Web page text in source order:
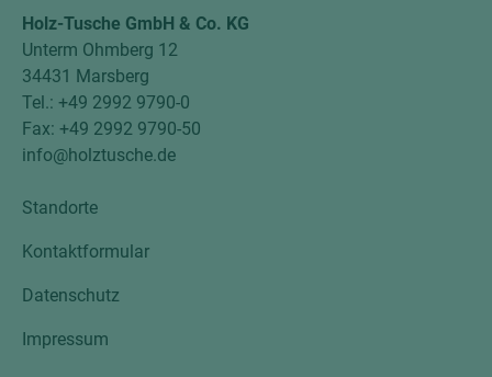
Holz-Tusche GmbH & Co. KG
Unterm Ohmberg 12
34431 Marsberg
Tel.: +49 2992 9790-0
Fax: +49 2992 9790-50
info@holztusche.de
Standorte
Kontaktformular
Datenschutz
Impressum